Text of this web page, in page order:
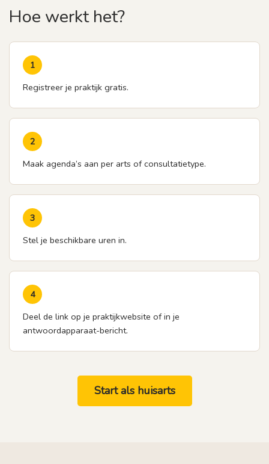
Hoe werkt het?
1
Registreer je praktijk gratis.
2
Maak agenda’s aan per arts of consultatietype.
3
Stel je beschikbare uren in.
4
Deel de link op je praktijkwebsite of in je
antwoordapparaat-bericht.
Start als huisarts